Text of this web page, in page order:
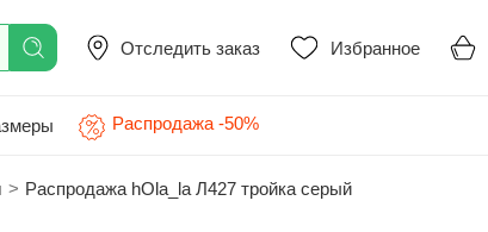
Отследить заказ Избранное
Распродажа -50%
> Распродажа hOla_la Л427 тройка серый